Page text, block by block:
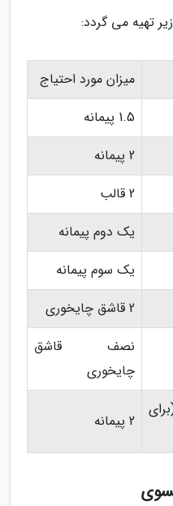
تهیه می گردد:
میزان مورد احتیاج
1.5 پیمانه
2 پیمانه
2 قالب
یک دوم پیمانه
یک سوم پیمانه
2 قاشق چایخوری
نصف قاشق
چایخوری
2 پیمانه